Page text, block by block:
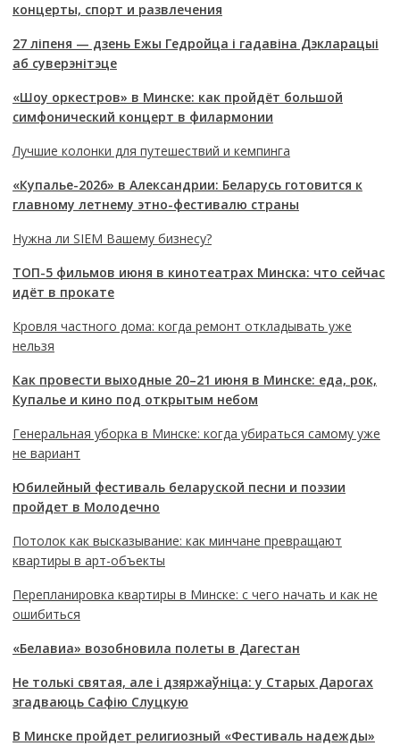
концерты, спорт и развлечения
27 ліпеня — дзень Ежы Гедройца і гадавіна Дэкларацыі
аб суверэнітэце
«Шоу оркестров» в Минске: как пройдёт большой
симфонический концерт в филармонии
Лучшие колонки для путешествий и кемпинга
«Купалье-2026» в Александрии: Беларусь готовится к
главному летнему этно-фестивалю страны
Нужна ли SIEM Вашему бизнесу?
ТОП-5 фильмов июня в кинотеатрах Минска: что сейчас
идёт в прокате
Кровля частного дома: когда ремонт откладывать уже
нельзя
Как провести выходные 20–21 июня в Минске: еда, рок,
Купалье и кино под открытым небом
Генеральная уборка в Минске: когда убираться самому уже
не вариант
Юбилейный фестиваль беларуской песни и поэзии
пройдет в Молодечно
Потолок как высказывание: как минчане превращают
квартиры в арт-объекты
Перепланировка квартиры в Минске: с чего начать и как не
ошибиться
«Белавиа» возобновила полеты в Дагестан
Не толькі святая, але і дзяржаўніца: у Старых Дарогах
згадваюць Сафію Слуцкую
В Минске пройдет религиозный «Фестиваль надежды»